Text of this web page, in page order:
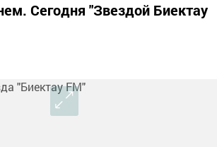
Сегодня "Звездой Биектау